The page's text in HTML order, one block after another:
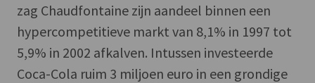
zag Chaudfontaine zijn aandeel binnen een
hypercompetitieve markt van 8,1% in 1997 tot
5,9% in 2002 afkalven. Intussen investeerde
Coca-Cola ruim 3 miljoen euro in een grondige